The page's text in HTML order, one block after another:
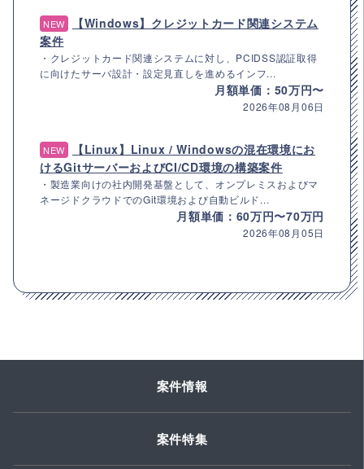
NEW
【Windows】クレジットカード関連システム
案件
・クレジットカード関連システムに対し、PCIDSS認証取得
に向けたサーバ設計・設定見直しを進めるインフ...
月額単価：50万円〜
2026年08月06日
NEW
【Linux】Linux / Windowsの混在環境にお
けるGitサーバーおよびCI/CD環境の構築案件
・製造業向けの社内開発基盤として、オンプレミスおよびマ
ネージドクラウドでのGit環境および自動ビルド...
月額単価：60万円〜70万円
2026年08月05日
案件情報
案件特集